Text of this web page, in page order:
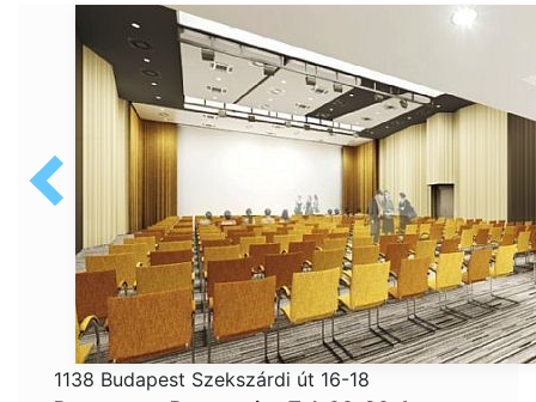
1138 Budapest Szekszárdi út 16-18